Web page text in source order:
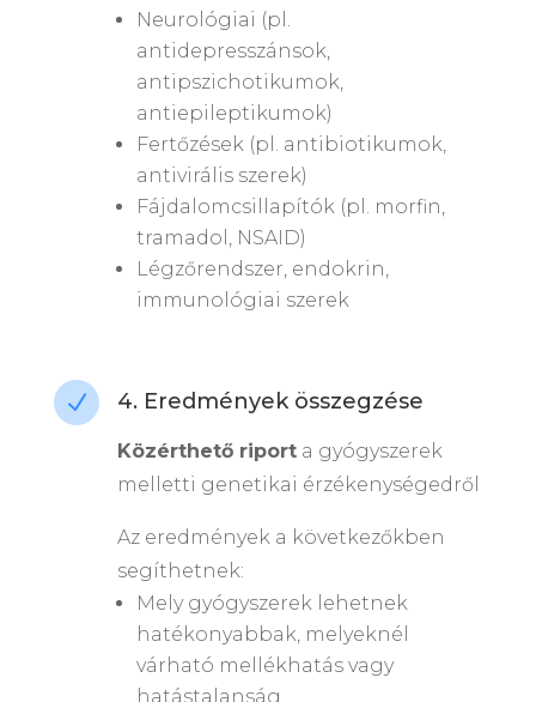
Neurológiai (pl.
antidepresszánsok,
antipszichotikumok,
antiepileptikumok)
Fertőzések (pl. antibiotikumok,
antivirális szerek)
Fájdalomcsillapítók (pl. morfin,
tramadol, NSAID)
Légzőrendszer, endokrin,
immunológiai szerek
N 4. Eredmények összegzése
Közérthető riporta gyógyszerek
melletti genetikai érzékenységedről
Az eredmények a következőkben
segíthetnek:
Mely gyógyszerek lehetnek
hatékonyabbak, melyeknél
várható mellékhatás vagy
hatástalanság